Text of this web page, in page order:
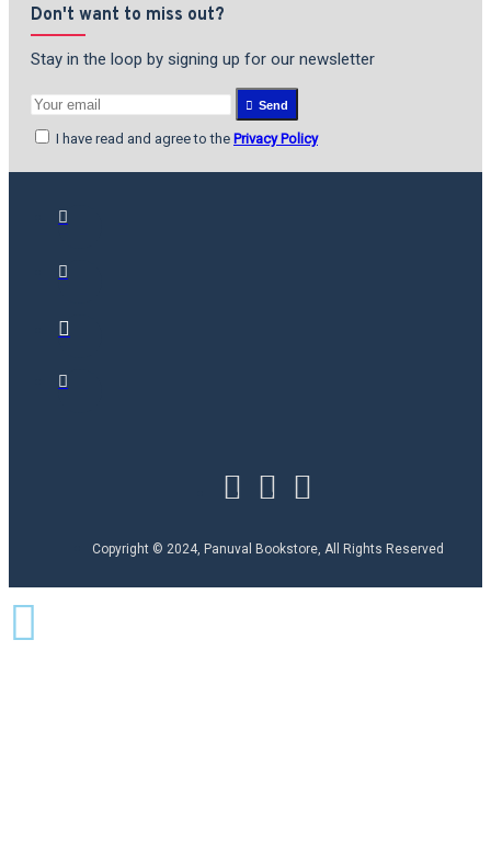
Don't want to miss out?
Stay in the loop by signing up for our newsletter
Send
I have read and agree to the Privacy Policy
Copyright © 2024, Panuval Bookstore, All Rights Reserved